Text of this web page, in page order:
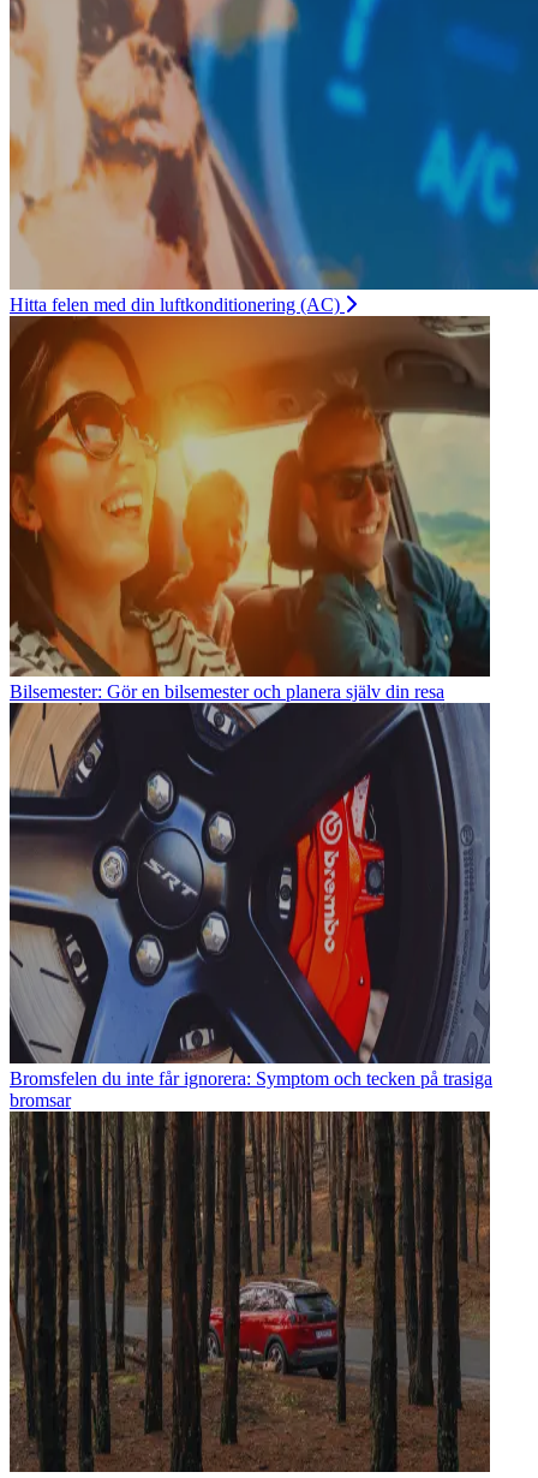
Hitta felen med din luftkonditionering (AC)
Bilsemester: Gör en bilsemester och planera själv din resa
Bromsfelen du inte får ignorera: Symptom och tecken på trasiga
bromsar